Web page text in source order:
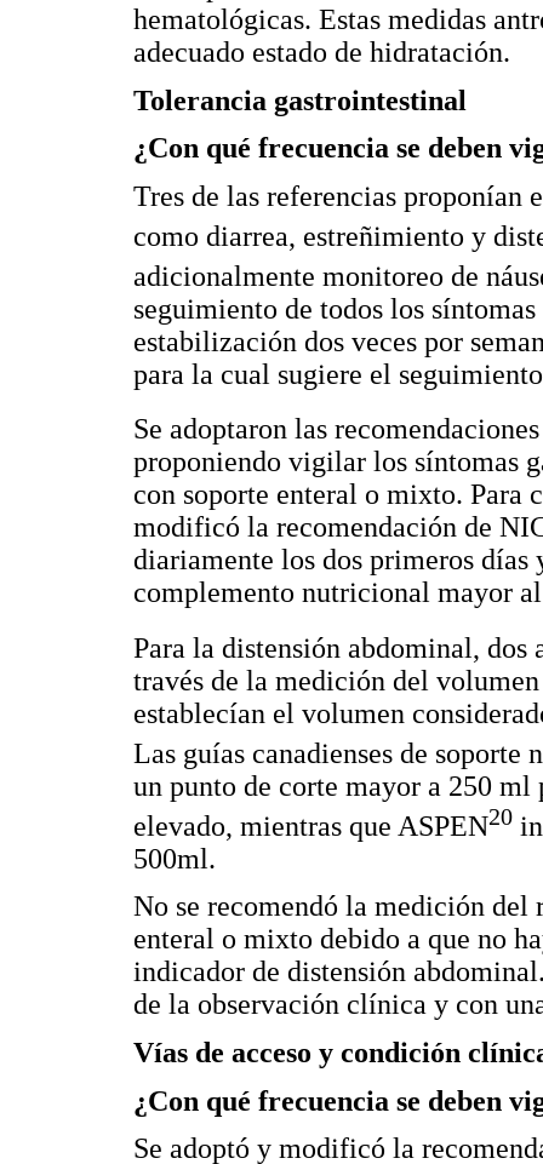
hematológicas. Estas medidas
adecuado estado de hidratación.
Tolerancia gastrointestinal
¿Con qué frecuencia se deben
Tres de las referencias proponían
como diarrea, estreñimiento y
adicionalmente monitoreo de
seguimiento de todos los
estabilización dos veces por
para la cual sugiere el
Se adoptaron las
proponiendo vigilar los síntomas
con soporte enteral o mixto. Para
modificó la recomendación de
diariamente los dos primeros
complemento nutricional mayor
Para la distensión abdominal, dos
través de la medición del
establecían el volumen
Las guías canadienses de
un punto de corte mayor a 250 ml
elevado, mientras que ASPEN20
500ml.
No se recomendó la medición del
enteral o mixto debido a que no
indicador de distensión
de la observación clínica y con
Vías de acceso y condición
¿Con qué frecuencia se deben
Se adoptó y modificó la